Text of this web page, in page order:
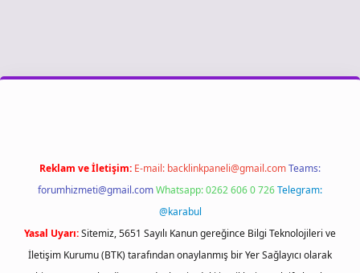
Reklam ve İletişim: E-mail: backlinkpaneli@gmail.comTeams:
forumhizmeti@gmail.comWhatsapp: 0262 606 0 726Telegram:
@karabul
Yasal Uyarı:Sitemiz, 5651 Sayılı Kanun gereğince Bilgi Teknolojileri ve
İletişim Kurumu (BTK) tarafından onaylanmış bir Yer Sağlayıcı olarak